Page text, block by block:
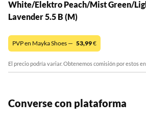
White/Elektro Peach/Mist Green/
Lavender 5.5 B (M)
PVP en Mayka Shoes — 53,99€
El precio podría variar. Obtenemos comisión por estos
Converse con plataforma